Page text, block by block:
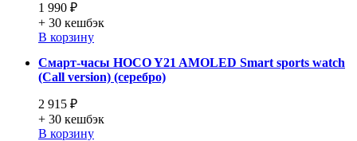
1 990 ₽
+ 30 кешбэк
В корзину
Смарт-часы HOCO Y21 AMOLED Smart sports watch
(Call version) (серебро)
2 915 ₽
+ 30 кешбэк
В корзину